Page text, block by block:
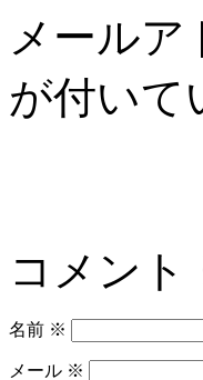
メール
が付いて
コメント
名前 ※
メール ※